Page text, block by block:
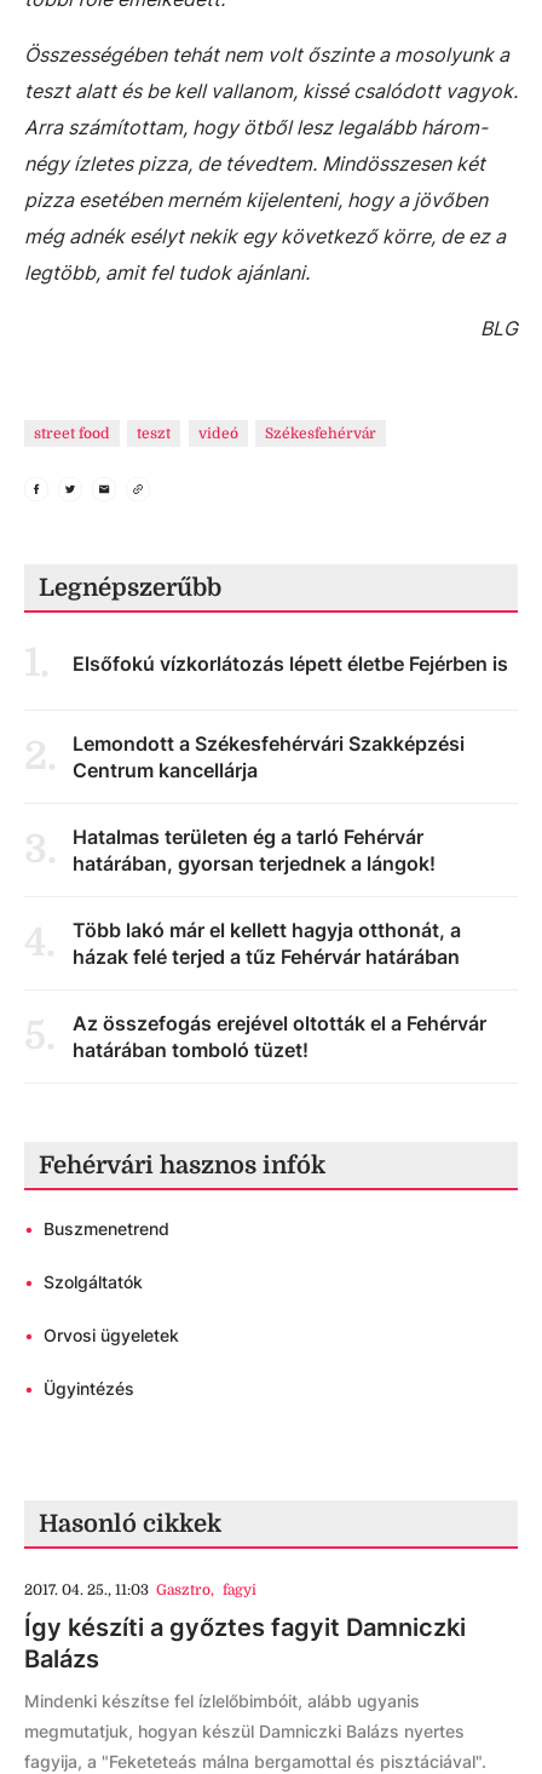
Összességében tehát nem volt őszinte a mosolyunk a
teszt alatt és be kell vallanom, kissé csalódott vagyok.
Arra számítottam, hogy ötből lesz legalább három-
négy ízletes pizza, de tévedtem. Mindösszesen két
pizza esetében merném kijelenteni, hogy a jövőben
még adnék esélyt nekik egy következő körre, de ez a
legtöbb, amit fel tudok ajánlani.
BLG
street food teszt videó Székesfehérvár
Legnépszerűbb
1. Elsőfokú vízkorlátozás lépett életbe Fejérben is
2.
Lemondott a Székesfehérvári Szakképzési
Centrum kancellárja
3.
Hatalmas területen ég a tarló Fehérvár
határában, gyorsan terjednek a lángok!
4.
Több lakó már el kellett hagyja otthonát, a
házak felé terjed a tűz Fehérvár határában
5.
Az összefogás erejével oltották el a Fehérvár
határában tomboló tüzet!
Fehérvári hasznos infók
• Buszmenetrend
• Szolgáltatók
• Orvosi ügyeletek
• Ügyintézés
Hasonló cikkek
2017. 04. 25., 11:03 Gasztro, fagyi
Így készíti a győztes fagyit Damniczki
Balázs
Mindenki készítse fel ízlelőbimbóit, alább ugyanis
megmutatjuk, hogyan készül Damniczki Balázs nyertes
fagyija, a "Feketeteás málna bergamottal és pisztáciával".